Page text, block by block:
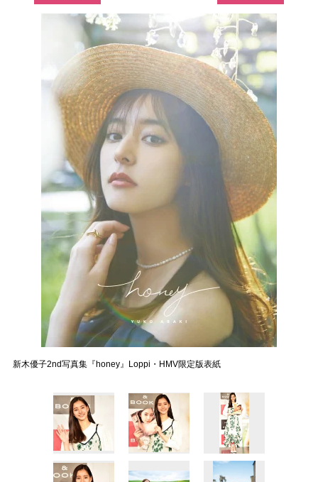
新木優子2nd写真集『honey』Loppi・HMV限定版表紙